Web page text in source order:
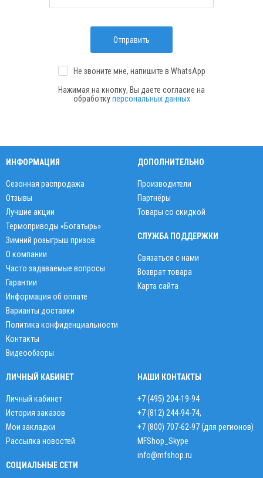
Отправить
Не звоните мне, напишите в WhatsApp
Нажимая на кнопку, Вы даете согласие на
обработкуперсональных данных
ИНФОРМАЦИЯ
Сезонная распродажа
Отзывы
Лучшие акции
Термоприводы «Богатырь»
Зимний розыгрыш призов
О компании
Часто задаваемые вопросы
Гарантии
Информация об оплате
Варианты доставки
Политика конфиденциальности
Контакты
Видеообзоры
ДОПОЛНИТЕЛЬНО
Производители
Партнёры
Товары со скидкой
СЛУЖБА ПОДДЕРЖКИ
Связаться с нами
Возврат товара
Карта сайта
ЛИЧНЫЙ КАБИНЕТ
Личный кабинет
История заказов
Мои закладки
Рассылка новостей
СОЦИАЛЬНЫЕ СЕТИ
НАШИ КОНТАКТЫ
+7 (495) 204-19-94
+7 (812) 244-94-74,
+7 (800) 707-62-97 (для регионов)
MFShop_Skype
info@mfshop.ru